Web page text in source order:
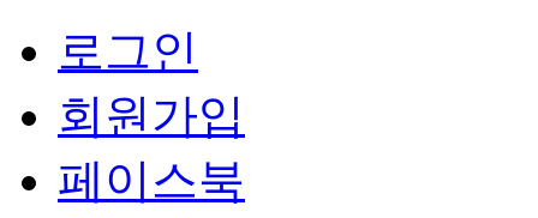
로그인
회원가입
페이스북